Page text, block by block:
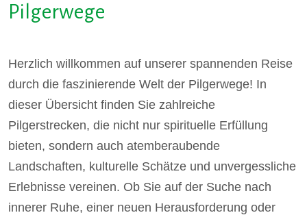
Pilgerwege
Herzlich willkommen auf unserer spannenden Reise
durch die faszinierende Welt der Pilgerwege! In
dieser Übersicht finden Sie zahlreiche
Pilgerstrecken, die nicht nur spirituelle Erfüllung
bieten, sondern auch atemberaubende
Landschaften, kulturelle Schätze und unvergessliche
Erlebnisse vereinen. Ob Sie auf der Suche nach
innerer Ruhe, einer neuen Herausforderung oder